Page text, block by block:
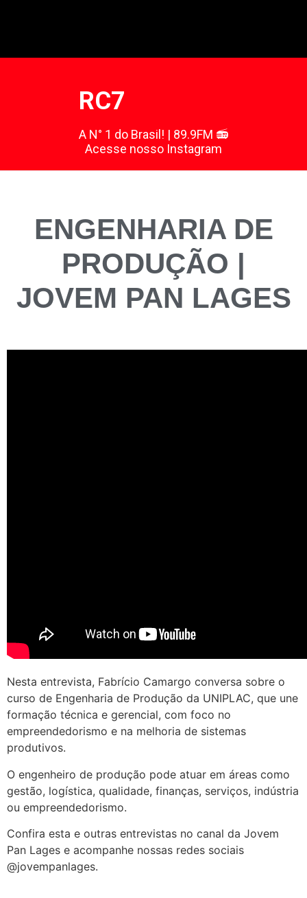
RC7
A N° 1 do Brasil! | 89.9FM 📻
Acesse nosso Instagram
ENGENHARIA DE
PRODUÇÃO |
JOVEM PAN LAGES
Nesta entrevista, Fabrício Camargo conversa sobre o
curso de Engenharia de Produção da UNIPLAC, que une
formação técnica e gerencial, com foco no
empreendedorismo e na melhoria de sistemas
produtivos.
O engenheiro de produção pode atuar em áreas como
gestão, logística, qualidade, finanças, serviços, indústria
ou empreendedorismo.
Confira esta e outras entrevistas no canal da Jovem
Pan Lages e acompanhe nossas redes sociais
@jovempanlages.